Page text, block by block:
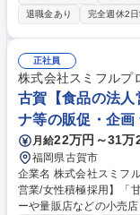
る、営業要素のあるバックオフィス職
票、請求書発行、決算
連、労務管理(勤怠、給
衛生・福利厚生対応、
へのヒアリング■課題に
化）の提案 ■「事務だ
に最適。 募集職種 ★女性歓迎ポジティブアクション★【山形】バックオ
フィス総合職
退職金あり
完全週休2日
正社員
株式会社スミフルプ
古賀【食品の法
ナ等の販促・企画
月給22万円～31万
福岡県古賀市
企業名 株式会社スミフルプロセスネ
営業/女性積極採用】「甘熟王」
ーや量販店などの小売